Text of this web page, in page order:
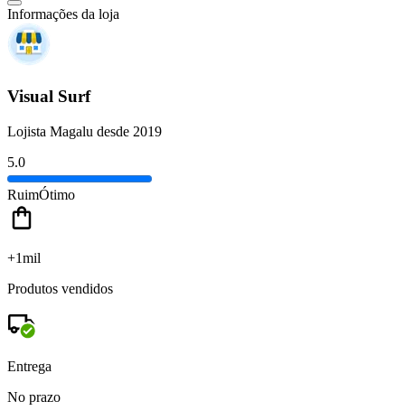
Informações da loja
Visual Surf
Lojista Magalu desde 2019
5.0
RuimÓtimo
+1mil
Produtos vendidos
Entrega
No prazo